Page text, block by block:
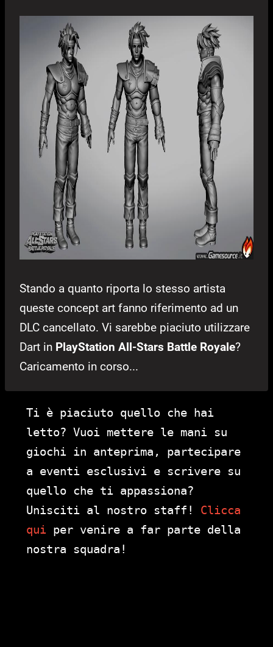
Stando a quanto riporta lo stesso artista
queste concept art fanno riferimento ad un
DLC cancellato. Vi sarebbe piaciuto utilizzare
Dart in PlayStation All-Stars Battle Royale?
Caricamento in corso...
Ti è piaciuto quello che hai
letto? Vuoi mettere le mani su
giochi in anteprima, partecipare
a eventi esclusivi e scrivere su
quello che ti appassiona?
Unisciti al nostro staff! Clicca
qui per venire a far parte della
nostra squadra!